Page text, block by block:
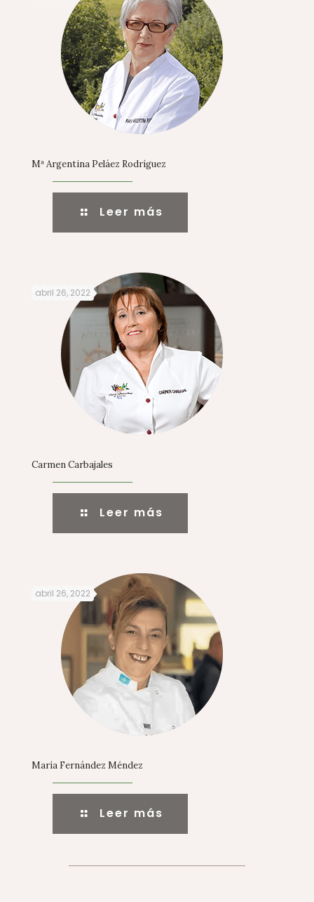
Mª Argentina Peláez Rodríguez
Leer más
abril 26, 2022
Carmen Carbajales
Leer más
abril 26, 2022
María Fernández Méndez
Leer más